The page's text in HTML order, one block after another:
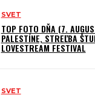
SVET
TOP FOTO DŇA (7.
PALESTÍNE, STREĽBA
LOVESTREAM FESTIVAL
SVET